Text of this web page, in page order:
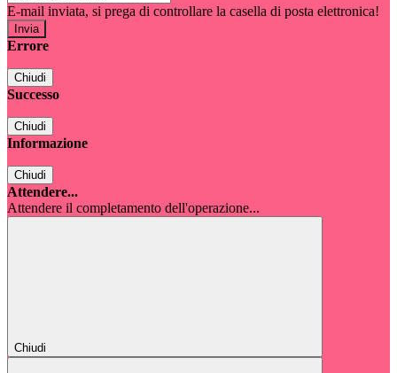
E-mail inviata, si prega di controllare la casella di posta elettronica!
Errore
Chiudi
Successo
Chiudi
Informazione
Chiudi
Attendere...
Attendere il completamento dell'operazione...
Chiudi